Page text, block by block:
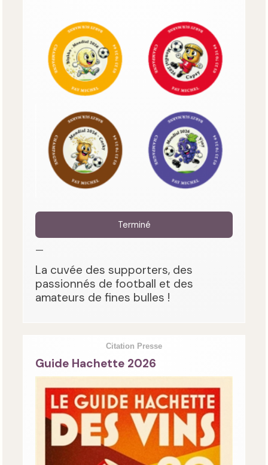
Terminé
—
La cuvée des supporters, des
passionnés de football et des
amateurs de fines bulles !
Citation Presse
Guide Hachette 2026